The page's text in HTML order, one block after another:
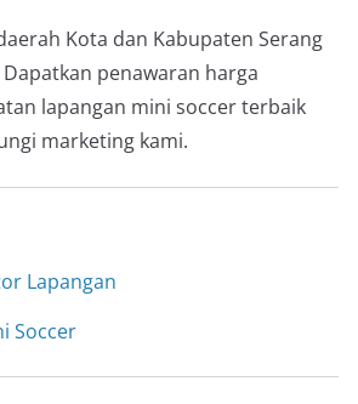
Kota dan Kabupaten Serang
penawaran harga
lapangan mini soccer terbaik
marketing kami.
Lapangan
Soccer